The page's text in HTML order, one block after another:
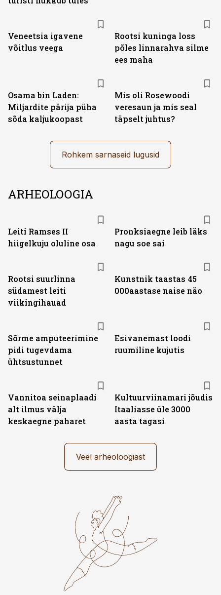
Veneetsia igavene
võitlus veega
Rootsi kuninga loss
põles linnarahva silme
ees maha
Osama bin Laden:
Miljardite pärija püha
sõda kaljukoopast
Mis oli Rosewoodi
veresaun ja mis seal
täpselt juhtus?
Rohkem sarnaseid lugusid
ARHEOLOOGIA
Leiti Ramses II
hiigelkuju oluline osa
Pronksiaegne leib läks
nagu soe sai
Rootsi suurlinna
südamest leiti
viikingihauad
Kunstnik taastas 45
000aastase naise näo
Sõrme amputeerimine
pidi tugevdama
ühtsustunnet
Esivanemast loodi
ruumiline kujutis
Vannitoa seinaplaadi
alt ilmus välja
keskaegne paharet
Kultuurviinamari jõudis
Itaaliasse üle 3000
aasta tagasi
Veel arheoloogiast